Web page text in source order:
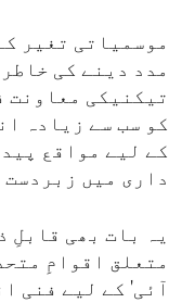
موسمیاتی تغیر
مدد دینے کی
تیکنیکی معاونت
کو سب سے زیادہ
کے لیے مواقع
داری میں
یہ بات بھی قابلِ
متعلق اقوامِ
آئی' کے لیے فنی